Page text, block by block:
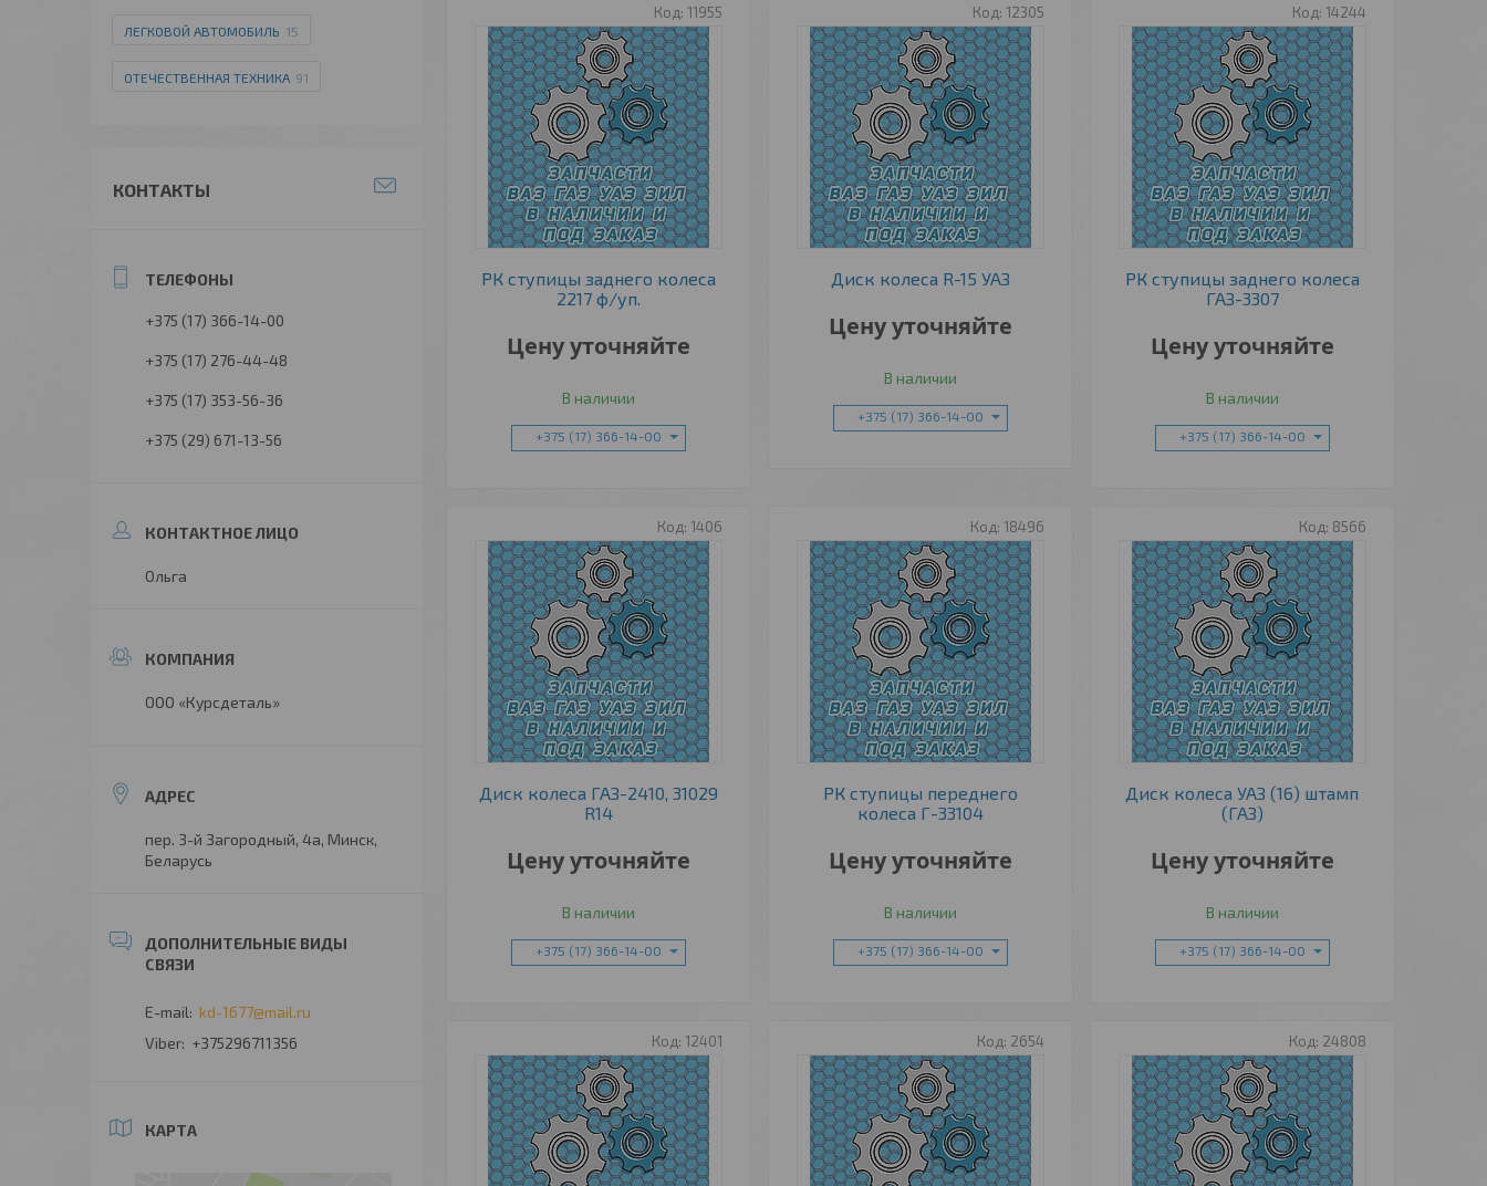
11955
РК ступицы заднего колеса
2217 ф/уп.
Цену уточняйте
В наличии
+375 (17) 366-14-00
12305
Диск колеса R-15 УАЗ
Цену уточняйте
В наличии
+375 (17) 366-14-00
14244
РК ступицы заднего колеса
ГАЗ-3307
Цену уточняйте
В наличии
+375 (17) 366-14-00
1406
Диск колеса ГАЗ-2410, 31029
R14
Цену уточняйте
В наличии
+375 (17) 366-14-00
18496
РК ступицы переднего
колеса Г-33104
Цену уточняйте
В наличии
+375 (17) 366-14-00
8566
Диск колеса УАЗ (16) штамп
(ГАЗ)
Цену уточняйте
В наличии
+375 (17) 366-14-00
12401 2654 24808
ЛЕГКОВОЙ АВТОМОБИЛЬ 15
ОТЕЧЕСТВЕННАЯ ТЕХНИКА 91
КОНТАКТЫ
+375 (17) 366-14-00
+375 (17) 276-44-48
+375 (17) 353-56-36
+375 (29) 671-13-56
Ольга
ООО «Курсдеталь»
пер. 3-й Загородный, 4а, Минск,
Беларусь
kd-1677@mail.ru
+375296711356
КАРТА